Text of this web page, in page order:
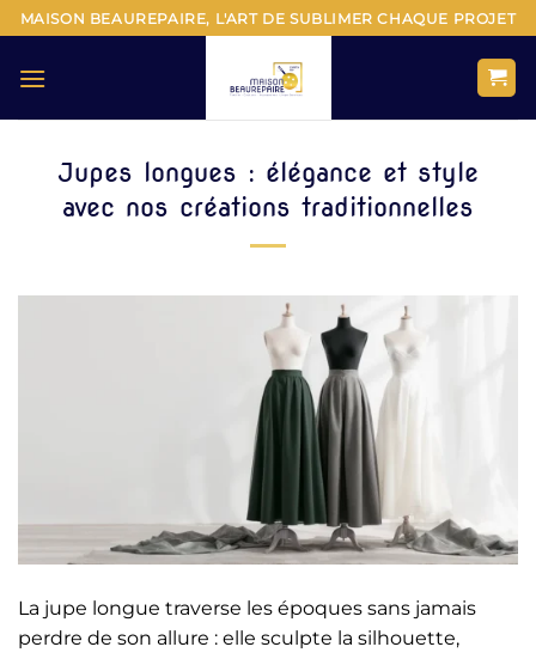
Passer
au
contenu
MAISON BEAUREPAIRE, L'ART DE SUBLIMER CHAQUE PROJET
Jupes longues : élégance et style
avec nos créations traditionnelles
La jupe longue traverse les époques sans jamais
perdre de son allure : elle sculpte la silhouette,